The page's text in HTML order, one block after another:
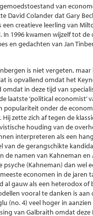
van
David Colander dat Gary
creatieve leerling van
1996 kwamen wijzelf tot
en gedachten van Jan
is niet vergeten,
is opvallend omdat het
in deze tijd van
laatste ‘political
populariteit onder de
. Hij zette zich af tegen de
houding van de
interpreteren als een
de gerangschikte
de namen van Kahneman
(Kahneman) dan wel
economen in de jaren
gauw als een heterodox
vooral te danken is aan
(no. 4) veel hoger in
van Galbraith omdat